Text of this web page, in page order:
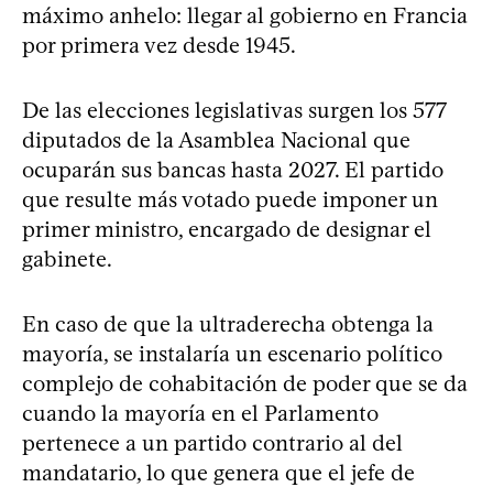
máximo anhelo: llegar al gobierno en Francia
por primera vez desde 1945.
De las elecciones legislativas surgen los 577
diputados de la Asamblea Nacional que
ocuparán sus bancas hasta 2027. El partido
que resulte más votado puede imponer un
primer ministro, encargado de designar el
gabinete.
En caso de que la ultraderecha obtenga la
mayoría, se instalaría un escenario político
complejo de cohabitación de poder que se da
cuando la mayoría en el Parlamento
pertenece a un partido contrario al del
mandatario, lo que genera que el jefe de